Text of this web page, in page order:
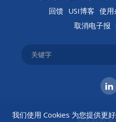
回馈 USI博客 使用
取消电子报
隐私权政策
我们使用 Cookies 为您提供更